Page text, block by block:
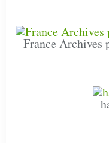
France Archives